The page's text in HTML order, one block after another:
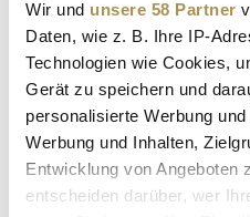
Wir und unsere 58 Partner
Daten, wie z. B. Ihre IP-
Technologien wie Cookies,
Gerät zu speichern und
personalisierte Werbung
Werbung und Inhalten,
Entwicklung von Angeboten
entscheiden darüber, wer
haben die Kunst des
tiefen Tälern...
Games Workshop zahlt
Mitarbeiter
NEWS | 03.06.2025